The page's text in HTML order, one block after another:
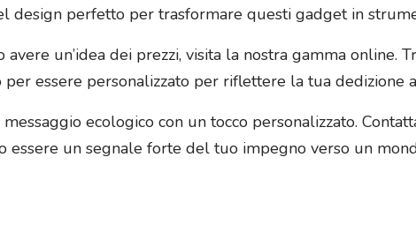
design perfetto per trasformare questi gadget in
un’idea dei prezzi, visita la nostra gamma online.
essere personalizzato per riflettere la tua dedizione
ecologico con un tocco personalizzato.
essere un segnale forte del tuo impegno verso un